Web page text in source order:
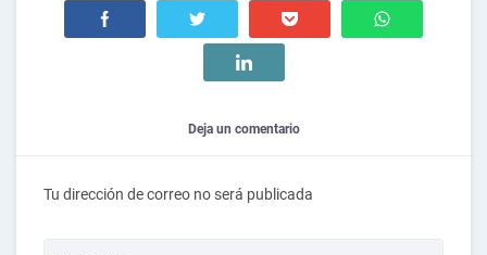
Deja un comentario
Tu dirección de correo no será publicada